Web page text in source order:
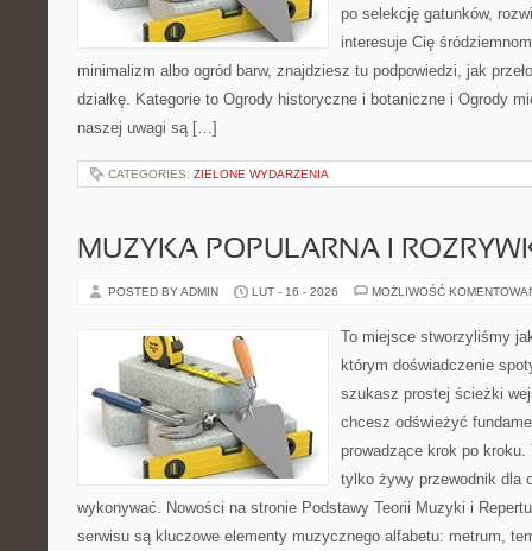
po selekcję gatunków,
interesuje Cię
minimalizm albo ogród barw, znajdziesz tu podpowiedzi, jak
działkę. Kategorie to Ogrody historyczne i botaniczne i Ogrody
naszej uwagi są […]
CATEGORIES: ZIELONE WYDARZENIA
MUZYKA POPULARNA I
POSTED BY ADMIN LUT - 16 - 2026 MOŻLIWOŚĆ
To miejsce stworzyliśmy
którym doświadczenie
szukasz prostej ścieżki
chcesz odświeżyć
prowadzące krok po
tylko żywy przewodnik dla
wykonywać. Nowości na stronie Podstawy Teorii Muzyki i
serwisu są kluczowe elementy muzycznego alfabetu: metrum,